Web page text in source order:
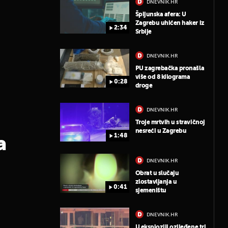
2:34
DNEVNIK.HR
Špijunska afera: U
Zagrebu uhićen haker iz
Srbije
0:28
DNEVNIK.HR
PU zagrebačka pronašla
više od 8 kilograma
droge
1:48
DNEVNIK.HR
Troje mrtvih u stravičnoj
nesreći u Zagrebu
0:41
DNEVNIK.HR
Obrat u slučaju
zlostavljanja u
sjemeništu
DNEVNIK.HR